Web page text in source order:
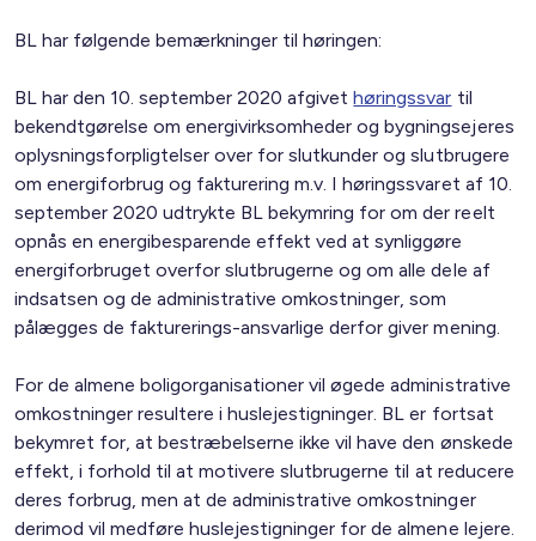
BL har følgende bemærkninger til høringen:
BL har den 10. september 2020 afgivethøringssvar til
bekendtgørelse om energivirksomheder og bygningsejeres
oplysningsforpligtelser over for slutkunder og slutbrugere
om energiforbrug og fakturering m.v. I høringssvaret af 10.
september 2020 udtrykte BL bekymring for om der reelt
opnås en energibesparende effekt ved at synliggøre
energiforbruget overfor slutbrugerne og om alle dele af
indsatsen og de administrative omkostninger, som
pålægges de fakturerings-ansvarlige derfor giver mening.
For de almene boligorganisationer vil øgede administrative
omkostninger resultere i huslejestigninger. BL er fortsat
bekymret for, at bestræbelserne ikke vil have den ønskede
effekt, i forhold til at motivere slutbrugerne til at reducere
deres forbrug, men at de administrative omkostninger
derimod vil medføre huslejestigninger for de almene lejere.